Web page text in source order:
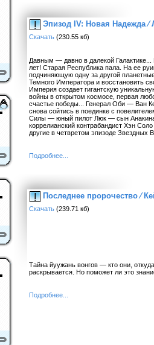
Эпизод IV: Новая Надежда
Скачать (230.55 кб)
Давным — давно в далекой
лет! Старая Республика пала. На ее
подчиняющую одну за другой
Темного Императора и восстановить
Империя создает гигантскую
войны в открытом космосе, первая
счастье победы... Генерал Оби — Ван
снова сойтись в поединке с
Силы — юный пилот Люк — сын Анакина
коррелианский контрабандист Хэн
другие в четвретом эпизоде Звездных
Подробнее...
Последнее пророчество ⁄
Скачать (239.71 кб)
Тайна йуужань вонгов — кто они,
раскрывается. Но поможет ли это
Подробнее...